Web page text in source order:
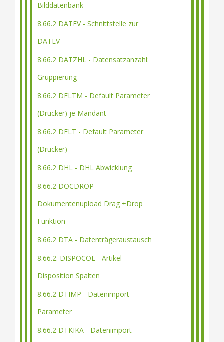
Bilddatenbank
8.66.2 DATEV - Schnittstelle zur
DATEV
8.66.2 DATZHL - Datensatzanzahl:
Gruppierung
8.66.2 DFLTM - Default Parameter
(Drucker) je Mandant
8.66.2 DFLT - Default Parameter
(Drucker)
8.66.2 DHL - DHL Abwicklung
8.66.2 DOCDROP -
Dokumentenupload Drag +Drop
Funktion
8.66.2 DTA - Datenträgeraustausch
8.66.2. DISPOCOL - Artikel-
Disposition Spalten
8.66.2 DTIMP - Datenimport-
Parameter
8.66.2 DTKIKA - Datenimport-